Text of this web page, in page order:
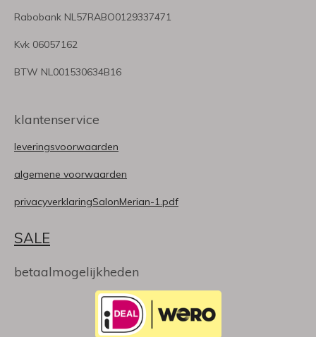
Rabobank NL57RABO0129337471
Kvk 06057162
BTW NL001530634B16
klantenservice
leveringsvoorwaarden
algemene voorwaarden
privacyverklaringSalonMerian-1.pdf
SALE
betaalmogelijkheden